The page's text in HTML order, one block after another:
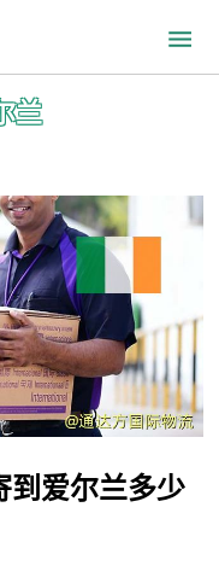
兰
到爱尔兰多少